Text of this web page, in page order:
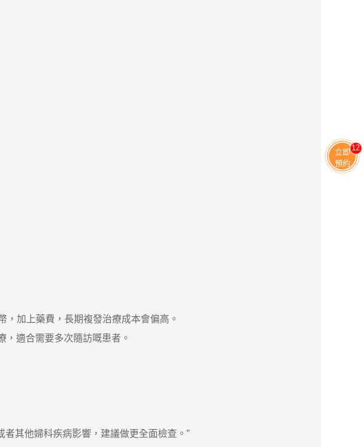
加上藥費，長期複發治療成本會偏高。
適合需要多次隨訪嘅患者。
其他婦科疾病影響，建議做更全面檢查。”
立即
預約
13